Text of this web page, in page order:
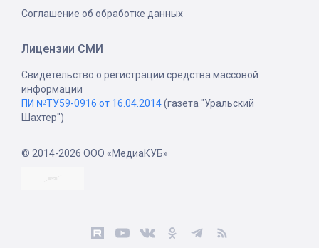
Соглашение об обработке данных
Лицензии СМИ
Свидетельство о регистрации средства массовой
информации
ПИ №ТУ59-0916 от 16.04.2014(газета "Уральский
Шахтер")
© 2014-2026 ООО «МедиаКУБ»